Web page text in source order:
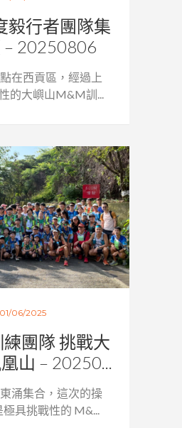
毅行者團隊集
– 20250806
在西貢區，經過上
的大嶼山M&M訓...
01/06/2025
團隊 挑戰大
山 – 20250...
涌集合，這次的操
具挑戰性的 M&...